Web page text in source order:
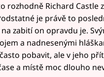
rozhodně Richard Castle
je právě to
zabití on opravdu je.
a nadnesenými
pobavit, ale v jeho
a místě moc dlouho